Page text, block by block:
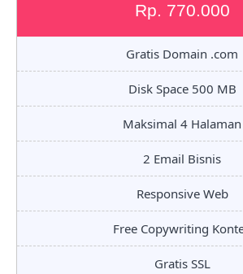
Rp. 770.000
Gratis Domain .com
Disk Space 500 MB
Maksimal 4 Halaman
2 Email Bisnis
Responsive Web
Free Copywriting
Gratis SSL